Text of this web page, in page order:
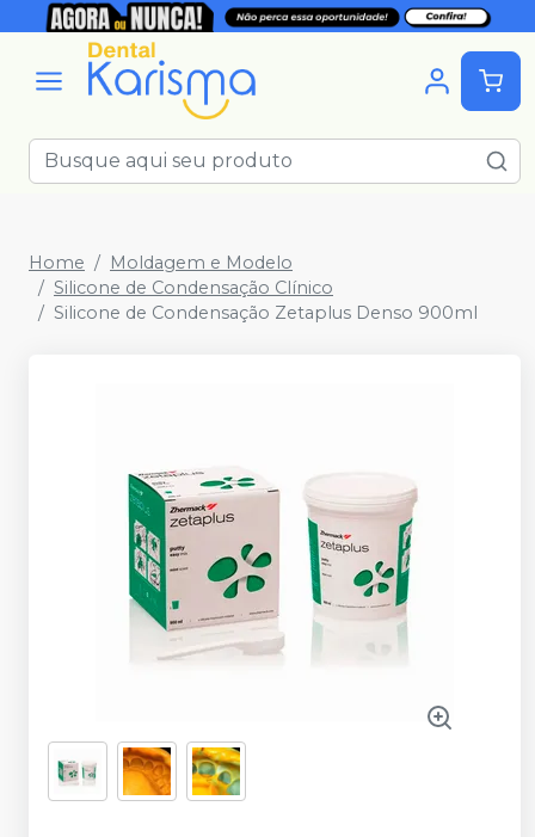
Home
Moldagem e Modelo
Silicone de Condensação Clínico
Silicone de Condensação Zetaplus Denso 900ml